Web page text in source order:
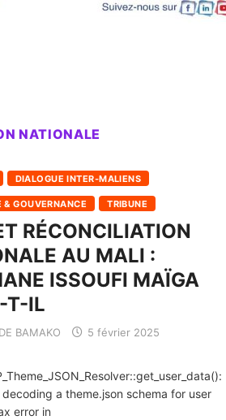
NATIONALE
DIALOGUE INTER-MALIENS
& GOUVERNANCE TRIBUNE
RÉCONCILIATION
AU MALI :
ISSOUFI MAÏGA
T-IL
BAMAKO 5 février 2025
decoding a theme.json schema for user
error in